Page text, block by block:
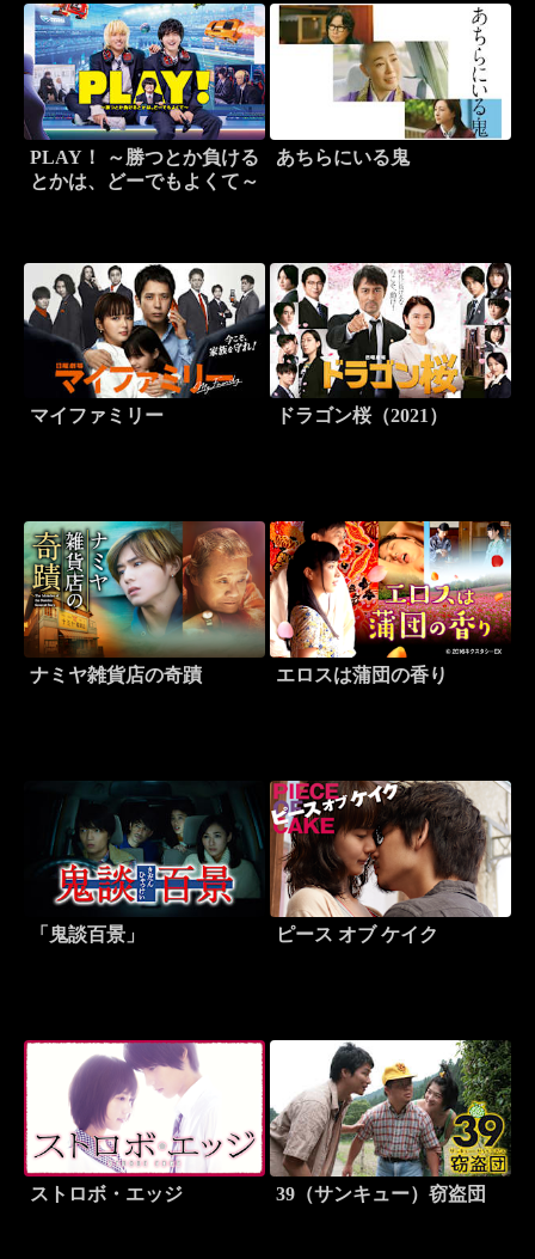
PLAY！ ～勝つとか負ける
とかは、どーでもよくて～
あちらにいる鬼
マイファミリー ドラゴン桜（2021）
ナミヤ雑貨店の奇蹟 エロスは蒲団の香り
「鬼談百景」 ピース オブ ケイク
ストロボ・エッジ 39（サンキュー）窃盗団